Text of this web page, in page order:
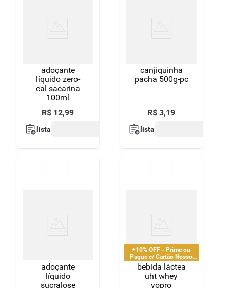
adoçante
líquido zero-
cal sacarina
100ml
R$ 12,99
lista
canjiquinha
pacha 500g-pc
R$ 3,19
lista
adoçante
líquido
sucralose
+10% OFF - Prime ou
Pague c/ Cartão Nosso
Pay
bebida láctea
uht whey
yopro